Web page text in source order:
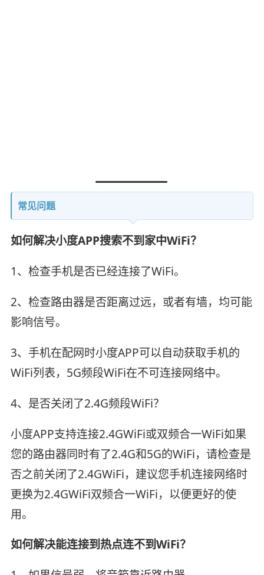
常见问题
如何解决小度APP搜索不到家中WiFi？
1、检查手机是否已经连接了WiFi。
2、检查路由器是否距离过远，或者有墙，均可能
影响信号。
3、手机在配网时小度APP可以自动获取手机的
WiFi列表，5G频段WiFi在不可连接网络中。
4、是否关闭了2.4G频段WiFi？
小度APP支持连接2.4GWiFi或双频合一WiFi如果
您的路由器同时有了2.4G和5G的WiFi，请检查是
否之前关闭了2.4GWiFi，建议您手机连接网络时
更换为2.4GWiFi双频合一WiFi，以便更好的使
用。
如何解决能连接到热点连不到WiFi？